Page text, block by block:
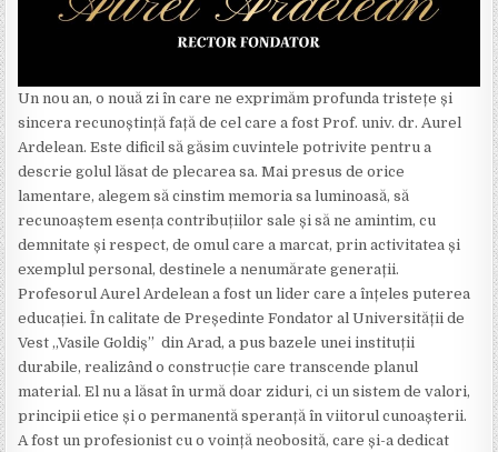
Un nou an, o nouă zi în care ne exprimăm profunda tristețe și
sincera recunoștință față de cel care a fost Prof. univ. dr. Aurel
Ardelean. Este dificil să găsim cuvintele potrivite pentru a
descrie golul lăsat de plecarea sa. Mai presus de orice
lamentare, alegem să cinstim memoria sa luminoasă, să
recunoaștem esența contribuțiilor sale și să ne amintim, cu
demnitate și respect, de omul care a marcat, prin activitatea și
exemplul personal, destinele a nenumărate generații.
Profesorul Aurel Ardelean a fost un lider care a înțeles puterea
educației. În calitate de Președinte Fondator al Universității de
Vest „Vasile Goldiș” din Arad, a pus bazele unei instituții
durabile, realizând o construcție care transcende planul
material. El nu a lăsat în urmă doar ziduri, ci un sistem de valori,
principii etice și o permanentă speranță în viitorul cunoașterii.
A fost un profesionist cu o voință neobosită, care și-a dedicat